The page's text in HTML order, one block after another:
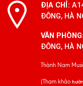
ĐỊA CHỈ:
ĐÔNG, HÀ
VĂN PHÒNG:
ĐÔNG, HÀ
Thành Nam
(Tham khảo